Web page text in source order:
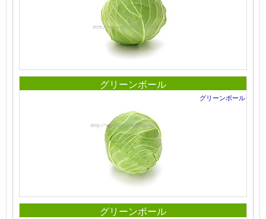
グリーンボール
グリーンボール
グリーンボール